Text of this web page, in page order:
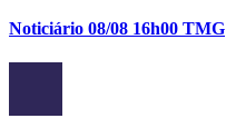
Noticiário 08/08 16h00 TMG